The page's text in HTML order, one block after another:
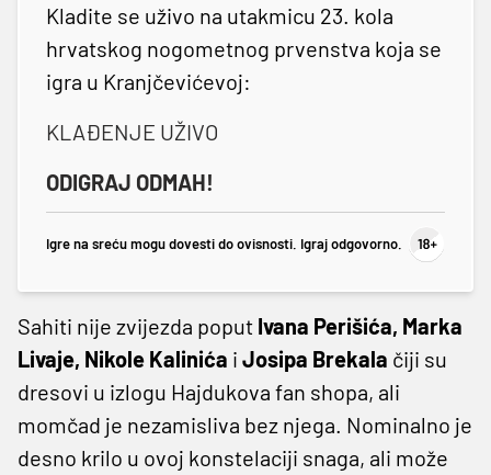
Kladite se uživo na utakmicu 23. kola
hrvatskog nogometnog prvenstva koja se
igra u Kranjčevićevoj:
KLAĐENJE UŽIVO
ODIGRAJ ODMAH!
Igre na sreću mogu dovesti do ovisnosti. Igraj odgovorno.
Sahiti nije zvijezda poput Ivana Perišića, Marka
Livaje, Nikole Kalinića i Josipa Brekala čiji su
dresovi u izlogu Hajdukova fan shopa, ali
momčad je nezamisliva bez njega. Nominalno je
desno krilo u ovoj konstelaciji snaga, ali može